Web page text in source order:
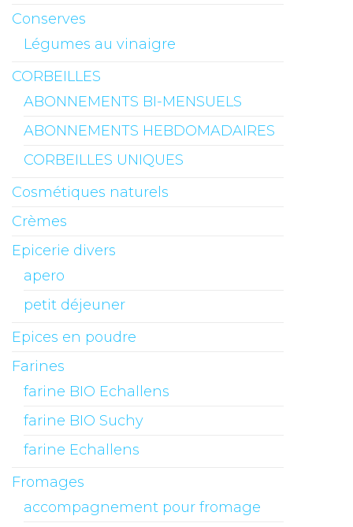
Conserves
Légumes au vinaigre
CORBEILLES
ABONNEMENTS BI-MENSUELS
ABONNEMENTS HEBDOMADAIRES
CORBEILLES UNIQUES
Cosmétiques naturels
Crèmes
Epicerie divers
apero
petit déjeuner
Epices en poudre
Farines
farine BIO Echallens
farine BIO Suchy
farine Echallens
Fromages
accompagnement pour fromage